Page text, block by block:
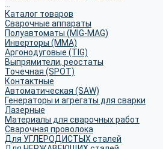
Каталог товаров
Сварочные аппараты
Полуавтоматы (MIG-MAG)
Инверторы (MMA)
Аргонодуговые (TIG)
Выпрямители, реостаты
Точечная (SPOT)
Контактные
Автоматическая (SAW)
Генераторы и агрегаты для сварки
Лазерные
Материалы для сварочных работ
Сварочная проволока
Для УГЛЕРОДИСТЫХ сталей